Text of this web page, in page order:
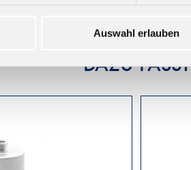
Auswahl erlauben
DAZU PASST